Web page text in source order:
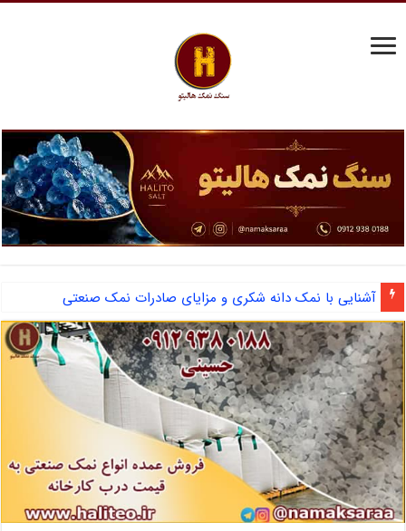
آشنایی با نمک دانه شکری و مزایای صادرات نمک صنعتی